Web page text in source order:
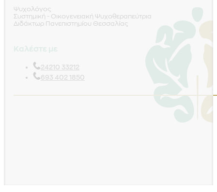
Ψυχολόγος
Συστημική - Οικογενειακή Ψυχοθεραπεύτρια
Διδάκτωρ Πανεπιστημίου Θεσσαλίας
24210 33212
693 402 1850